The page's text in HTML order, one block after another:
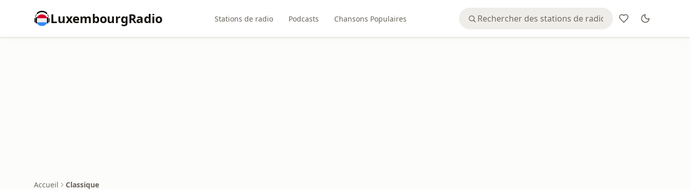
LuxembourgRadio Stations de radio Podcasts Chansons Populaires
Accueil Classique